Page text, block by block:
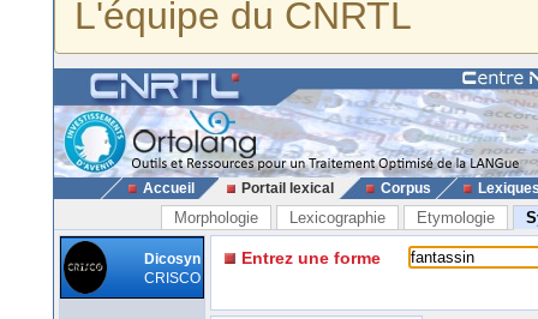
L'équipe du CNRTL
Accueil Portail lexical Corpus
Morphologie Lexicographie Etymologie
Dicosyn
CRISCO
Entrez une forme